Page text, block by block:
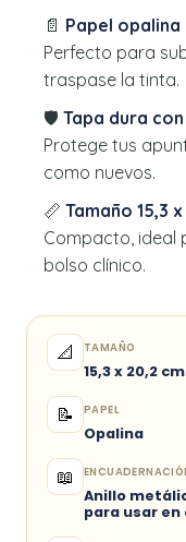
📄 Papel
Perfecto para
traspase la tinta.
🛡️ Tapa dura
Protege tus
como nuevos.
📏 Tamaño 15,3
Compacto, ideal
bolso clínico.
📐 TAMAÑO
15,3 x 20,2 cm
📝 PAPEL
Opalina
📖
Anillo
para usar